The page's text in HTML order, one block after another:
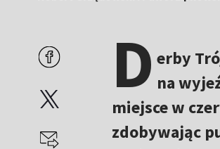
D erby
na
miejsce w
zdobywając